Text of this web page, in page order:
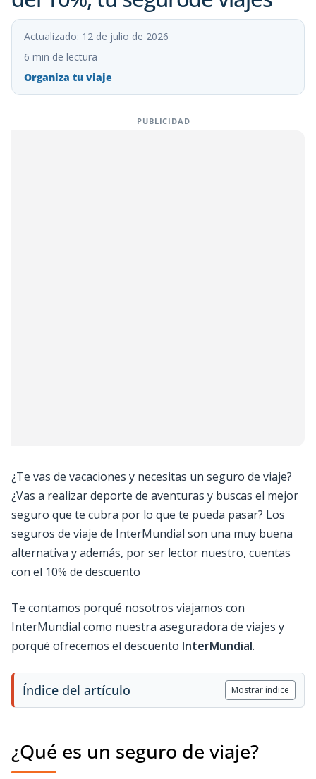
Actualizado: 12 de julio de 2026
6 min de lectura
Organiza tu viaje
PUBLICIDAD
¿Te vas de vacaciones y necesitas un seguro de viaje?
¿Vas a realizar deporte de aventuras y buscas el mejor
seguro que te cubra por lo que te pueda pasar? Los
seguros de viaje de InterMundial son una muy buena
alternativa y además, por ser lector nuestro, cuentas
con el 10% de descuento
Te contamos porqué nosotros viajamos con
InterMundial como nuestra aseguradora de viajes y
porqué ofrecemos el descuento InterMundial.
Índice del artículo Mostrar índice
¿Qué es un seguro de viaje?